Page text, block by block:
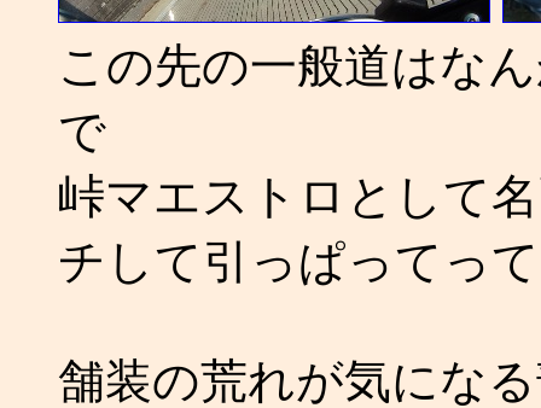
この先の一般道はな
で
峠マエストロとして
チして引っぱってっ
舗装の荒れが気にな